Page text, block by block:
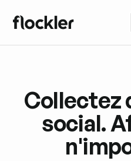
Collectez
social.